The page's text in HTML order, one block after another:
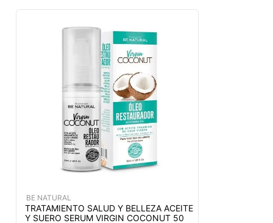
BE NATURAL
TRATAMIENTO SALUD Y BELLEZA ACEITE
Y SUERO SERUM VIRGIN COCONUT 50